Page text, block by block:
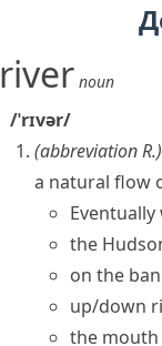
river noun
/ˈrɪvər/
(abbreviationR.)
a natural flow
the
on the
up/down
the